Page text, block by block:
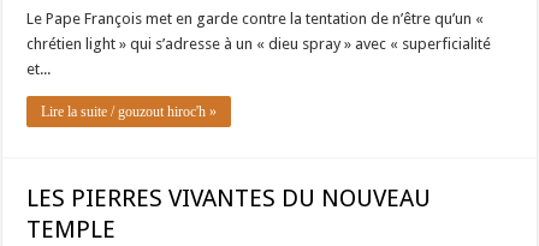
Le Pape François met en garde contre la tentation de n’être qu’un «
chrétien light » qui s’adresse à un « dieu spray » avec « superficialité
et...
Lire la suite / gouzout hiroc'h »
LES PIERRES VIVANTES DU NOUVEAU
TEMPLE